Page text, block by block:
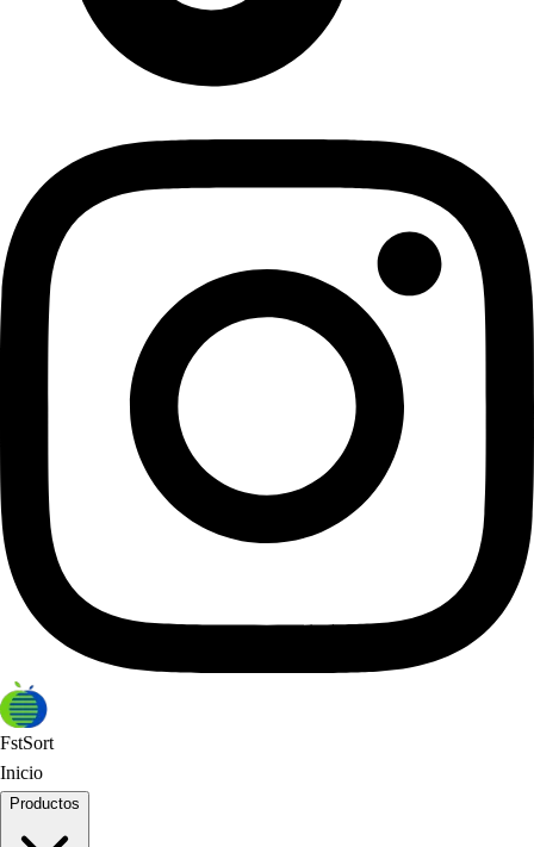
FstSort
Inicio
Productos